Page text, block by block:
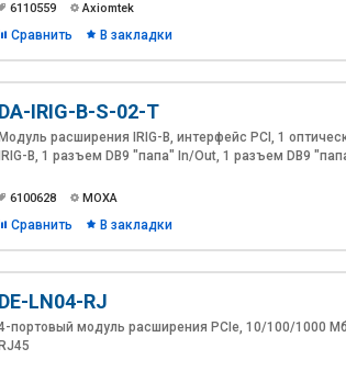
6110559 Axiomtek
Сравнить В закладки
DA-IRIG-B-S-02-T
Модуль расширения IRIG-B, интерфейс PCI, 1
IRIG-B, 1 разъем DB9 "папа" In/Out, 1 разъем DB9
6100628 MOXA
Сравнить В закладки
DE-LN04-RJ
портовый модуль расширения PCIe, 10/100/1000
RJ45